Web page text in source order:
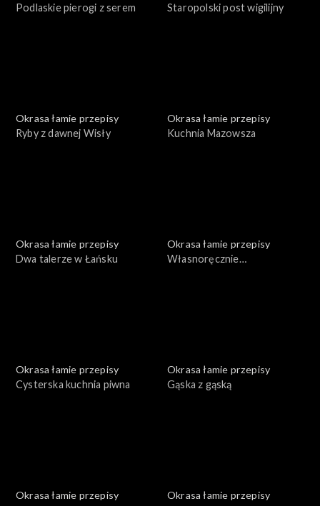
Podlaskie pierogi z serem
Staropolski post wigilijny
Okrasa łamie przepisy
Ryby z dawnej Wisły
Okrasa łamie przepisy
Kuchnia Mazowsza
Okrasa łamie przepisy
Dwa talerze w Łańsku
Okrasa łamie przepisy
Własnoręcznie
Okrasa łamie przepisy
Cysterska kuchnia piwna
Okrasa łamie przepisy
Gąska z gąską
Okrasa łamie przepisy
Okrasa łamie przepisy